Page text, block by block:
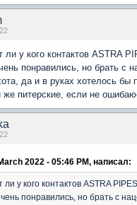
ли у кого контактов ASTRA
понравились, но брать с
да и в руках хотелось бы
же питерские, если не
2022 - 05:46 PM, написал:
ли у кого контактов ASTRA
понравились, но брать с